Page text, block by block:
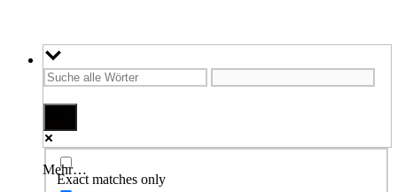
Mehr…
Exact matches only